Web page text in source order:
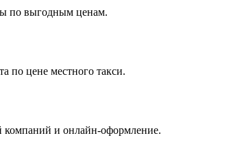
по выгодным ценам.
по цене местного такси.
компаний и онлайн-оформление.